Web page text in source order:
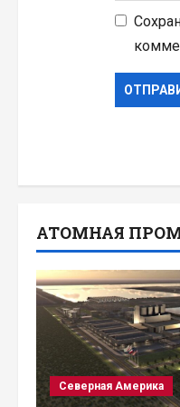
АТОМНАЯ
Северная Америка